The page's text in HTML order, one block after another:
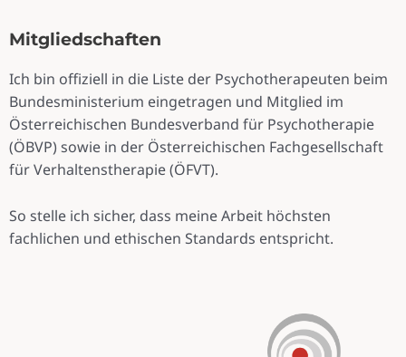
Mitgliedschaften
Ich bin offiziell in die Liste der Psychotherapeuten beim
Bundesministerium eingetragen und Mitglied im
Österreichischen Bundesverband für Psychotherapie
(ÖBVP) sowie in der Österreichischen Fachgesellschaft
für Verhaltenstherapie (ÖFVT).
So stelle ich sicher, dass meine Arbeit höchsten
fachlichen und ethischen Standards entspricht.